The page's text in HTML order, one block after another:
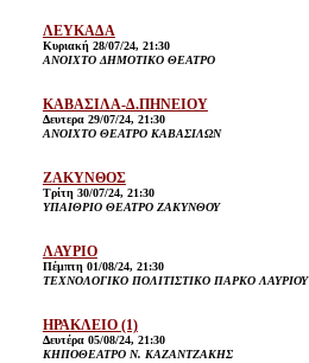
ΛΕΥΚΑΔΑ
Κυριακή 28/07/24, 21:30
ΑΝΟΙΧΤΟ ΔΗΜΟΤΙΚΟ ΘΕΑΤΡΟ
ΚΑΒΑΣΙΛΑ-Δ.ΠΗΝΕΙΟΥ
Δευτερα 29/07/24, 21:30
ΑΝΟΙΧΤΟ ΘΕΑΤΡΟ ΚΑΒΑΣΙΛΩΝ
ΖΑΚΥΝΘΟΣ
Τρίτη 30/07/24, 21:30
ΥΠΑΙΘΡΙΟ ΘΕΑΤΡΟ ΖΑΚΥΝΘΟΥ
ΛΑΥΡΙΟ
Πέμπτη 01/08/24, 21:30
ΤΕΧΝΟΛΟΓΙΚΟ ΠΟΛΙΤΙΣΤΙΚΟ ΠΑΡΚΟ ΛΑΥΡΙΟΥ
ΗΡΑΚΛΕΙΟ (1)
Δευτέρα 05/08/24, 21:30
ΚΗΠΟΘΕΑΤΡΟ Ν. ΚΑΖΑΝΤΖΑΚΗΣ